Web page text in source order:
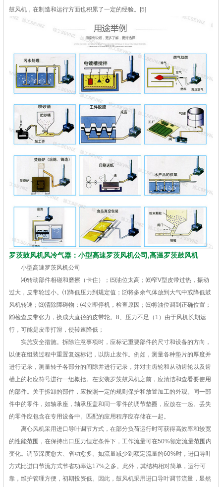
鼓风机，在制造和运行方面也积累了一定的经验。[5]
罗茨鼓风机风冷气器：小型高速罗茨风机公司,高温罗茨鼓风机
小型高速罗茨风机公司
⑷转动部件相碰和磨擦（卡住）；⑸油位太高；⑹窄V型皮带过热，振动
过大，皮带轮过小。⑴降低压力到规定值；⑵将多余气体放到大气中或降低鼓
风机转速；⑶清除障碍物；⑷立即停机，检查原因；⑸将油位调到正确位置；
⑹检查皮带张力，换成大直径的皮带轮。8、压力不足（1）由于风机长期运
行，可能是皮带打滑，使转速降低；
实施安全措施。拆除注意事项时，应标记重要部件的尺寸和设备的方向，
以便在组装过程中重置复选标记，以防止发作。例如，测量各种垫片的厚度并
进行记录，测量转子各部分的间隙并进行记录，并对主齿轮和从动齿轮以及齿
槽上的相应符号进行一组概括。在安装罗茨鼓风机之前，应清洁和查看要使用
的部件。关于拆卸的部件，应按照一定的规则保护和放置加工的外观。同一部
件中的零件，如轴承座，轴承压盖和同一零件的调节垫圈，应放在一起。丢失
的零件应包含在专用设备中。匹配的应用程序应存储在一起。
离心风机采用进口导叶调节方式，在部分负荷运行时可获得高效率和较宽
的性能范围，在保持出口压力恒定条件下，工作流量可在50%额定流量范围内
变化。调节深度愈大、省功愈多。如流量减少到额定流量的60%时，进口导叶
方式比进口节流方式节省功率达17%之多。此外，其结构相对简单，运行可
靠，维护管理方便，初期投资低。因此，鼓风机采用进口导叶调节流量，显然